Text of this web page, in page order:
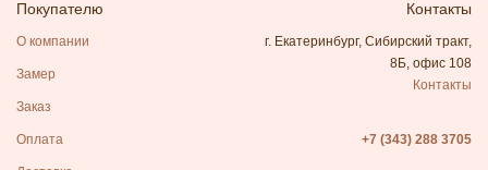
Покупателю
О компании
Замер
Заказ
Оплата
Контакты
г. Екатеринбург, Сибирский тракт,
8Б, офис 108
Контакты
+7 (343) 288 3705